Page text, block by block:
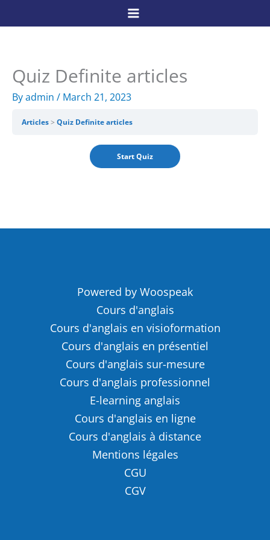
to
Quiz Definite articles
Byadmin / March 21, 2023
Articles Quiz Definite articles
Powered by Woospeak
Cours d'anglais
Cours d'anglais en visioformation
Cours d'anglais en présentiel
Cours d'anglais sur-mesure
Cours d'anglais professionnel
E-learning anglais
Cours d'anglais en ligne
Cours d'anglais à distance
Mentions légales
CGU
CGV